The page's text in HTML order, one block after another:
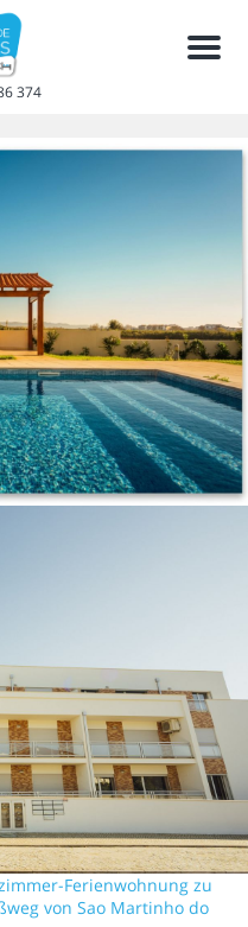
374
Menu
Ferienwohnung zu
von Sao Martinho do